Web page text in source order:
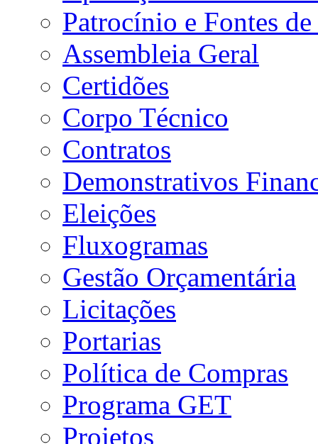
Patrocínio e Fontes de
Assembleia Geral
Certidões
Corpo Técnico
Contratos
Demonstrativos
Eleições
Fluxogramas
Gestão Orçamentária
Licitações
Portarias
Política de Compras
Programa GET
Projetos